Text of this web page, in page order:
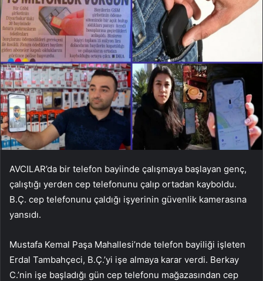
AVCILAR’da bir telefon bayiinde çalışmaya başlayan genç,
çalıştığı yerden cep telefonunu çalıp ortadan kayboldu.
B.Ç. cep telefonunu çaldığı işyerinin güvenlik kamerasına
yansıdı.
Mustafa Kemal Paşa Mahallesi’nde telefon bayiliği işleten
Erdal Tambahçeci, B.Ç.’yi işe almaya karar verdi. Berkay
C.’nin işe başladığı gün cep telefonu mağazasından cep